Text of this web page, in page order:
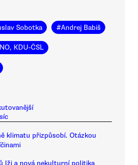
Sobotka #Andrej Babiš
KDU-ČSL
klimatu přizpůsobí. Otázkou